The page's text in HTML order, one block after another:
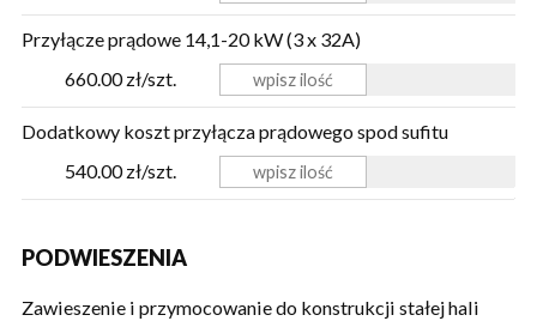
Przyłącze prądowe 14,1-20 kW (3 x 32A)
660.00 zł/szt.
Dodatkowy koszt przyłącza prądowego spod sufitu
540.00 zł/szt.
PODWIESZENIA
Zawieszenie i przymocowanie do konstrukcji stałej hali